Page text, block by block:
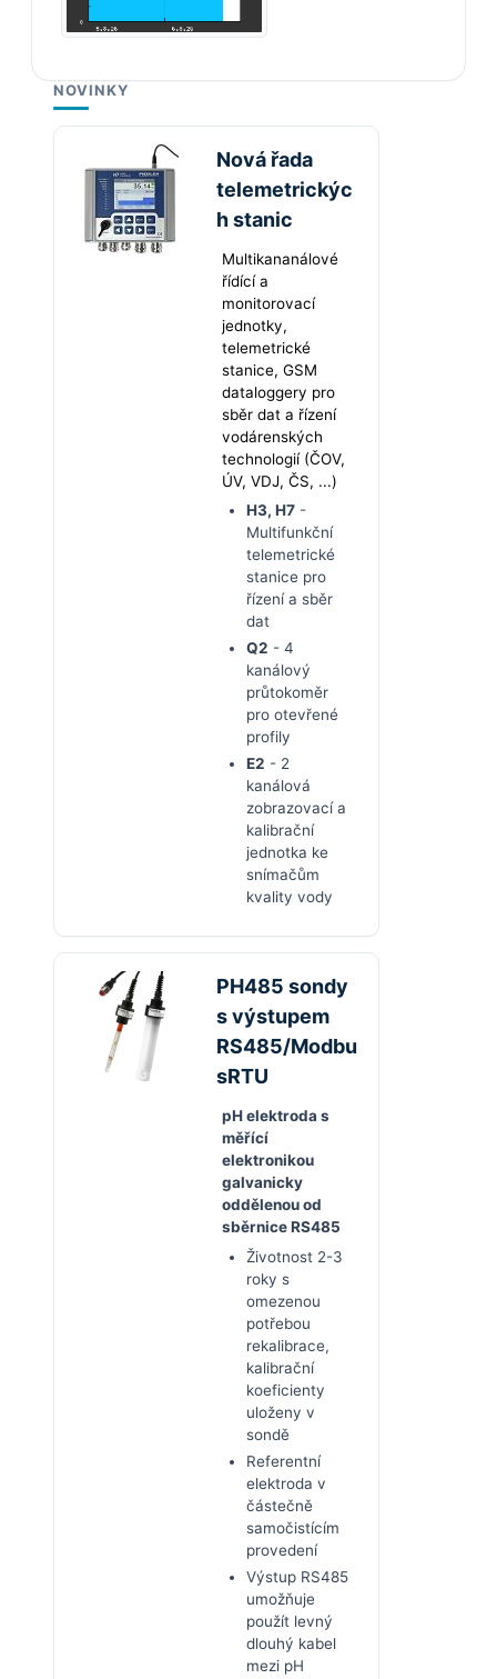
NOVINKY
Nová řada
telemetrickýc
h stanic
Multikananálové
řídící a
monitorovací
jednotky,
telemetrické
stanice, GSM
dataloggery pro
sběr dat a řízení
vodárenských
technologií (ČOV,
ÚV, VDJ, ČS, ...)
H3, H7 -
Multifunkční
telemetrické
stanice pro
řízení a sběr
dat
Q2 - 4
kanálový
průtokoměr
pro otevřené
profily
E2 - 2
kanálová
zobrazovací a
kalibrační
jednotka ke
snímačům
kvality vody
PH485 sondy
s výstupem
RS485/Modbu
sRTU
pH elektroda s
měřící
elektronikou
galvanicky
oddělenou od
sběrnice RS485
Životnost 2-3
roky s
omezenou
potřebou
rekalibrace,
kalibrační
koeficienty
uloženy v
sondě
Referentní
elektroda v
částečně
samočistícím
provedení
Výstup RS485
umožňuje
použít levný
dlouhý kabel
mezi pH